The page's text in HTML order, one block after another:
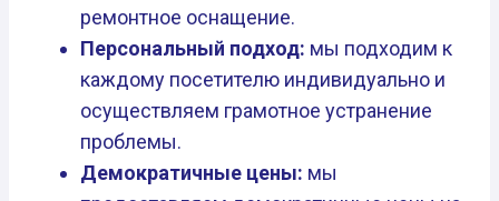
ремонтное оснащение.
Персональный подход: мы подходим к
каждому посетителю индивидуально и
осуществляем грамотное устранение
проблемы.
Демократичные цены: мы